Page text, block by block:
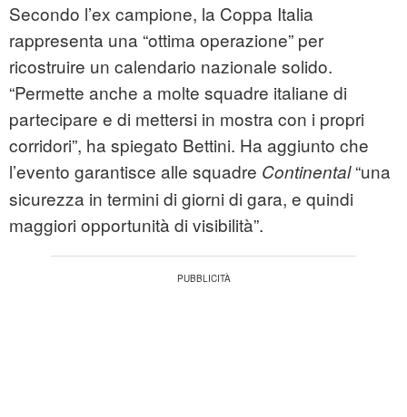
Secondo l’ex campione, la Coppa Italia
rappresenta una “ottima operazione” per
ricostruire un calendario nazionale solido.
“Permette anche a molte squadre italiane di
partecipare e di mettersi in mostra con i propri
corridori”, ha spiegato Bettini. Ha aggiunto che
l’evento garantisce alle squadre Continental“una
sicurezza in termini di giorni di gara, e quindi
maggiori opportunità di visibilità”.